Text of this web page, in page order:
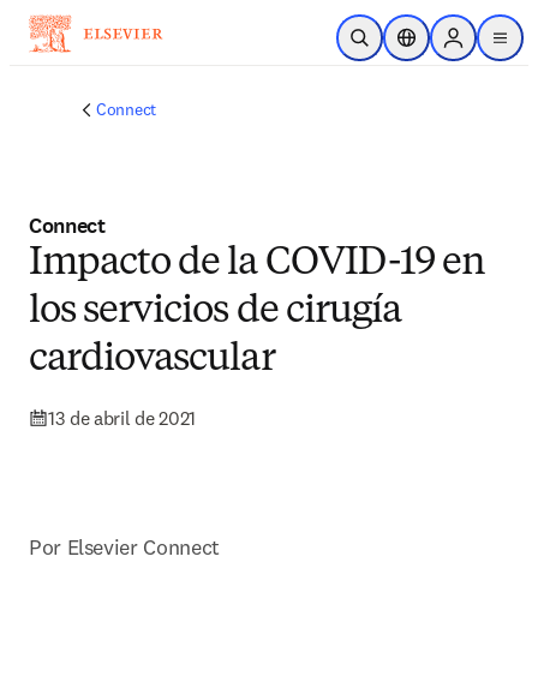
Saltar al contenido principal
Abrir búsqueda
Selector deSign in to
menu
Connect
Connect
Impacto de la COVID-19 en
los servicios de cirugía
cardiovascular
13 de abril de 2021
Por Elsevier Connect